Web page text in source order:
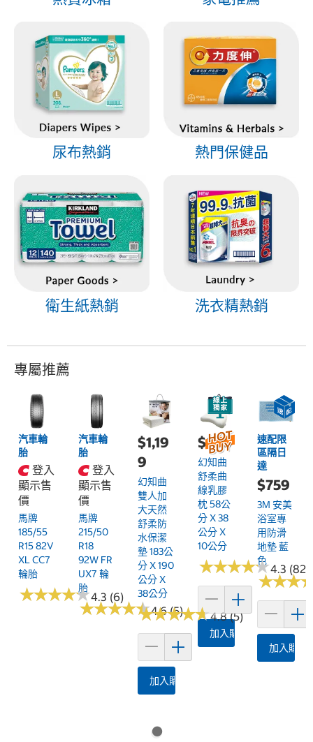
尿布熱銷 熱門保健品
衛生紙熱銷 洗衣精熱銷
專屬推薦
汽車輪
胎
登入
顯示售
價
馬牌
185/55
R15 82V
XL CC7
輪胎
★★★★★
★★★★★4.3 (6)
汽車輪
胎
登入
顯示售
價
馬牌
215/50
R18
92W FR
UX7 輪
胎
★★★★★
★★★★★4.6 (5)
$1,19
9
幻知曲
雙人加
大天然
舒柔防
水保潔
墊 183公
分 X 190
公分 X
38公分
★★★★★
★★★★★4.8 (5)
加入購物車
$899
幻知曲
舒柔曲
線乳膠
枕 58公
分 X 38
公分 X
10公分
★★★★★
★★★★★4.3 (82)
加入購物車
速配限
區隔日
達
$759
3M 安美
浴室專
用防滑
地墊 藍
色
★★★
★★★
加入購物